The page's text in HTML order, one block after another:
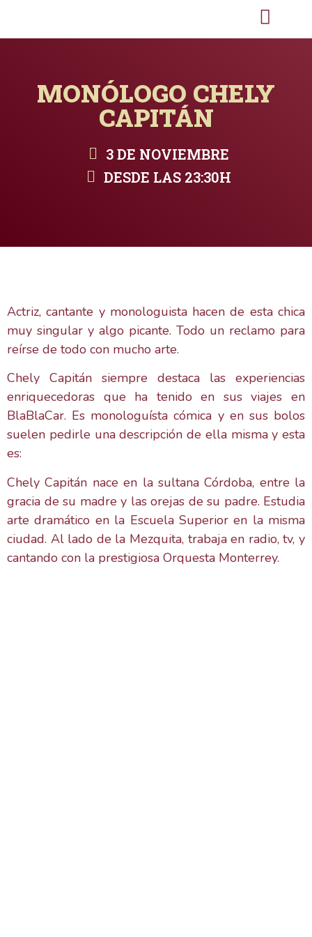
MONÓLOGO CHELY
CAPITÁN
3 DE NOVIEMBRE
DESDE LAS 23:30H
Actriz, cantante y monologuista hacen de esta chica
muy singular y algo picante. Todo un reclamo para
reírse de todo con mucho arte.
Chely Capitán siempre destaca las experiencias
enriquecedoras que ha tenido en sus viajes en
BlaBlaCar. Es monologuísta cómica y en sus bolos
suelen pedirle una descripción de ella misma y esta
es:
Chely Capitán nace en la sultana Córdoba, entre la
gracia de su madre y las orejas de su padre. Estudia
arte dramático en la Escuela Superior en la misma
ciudad. Al lado de la Mezquita, trabaja en radio, tv, y
cantando con la prestigiosa Orquesta Monterrey.